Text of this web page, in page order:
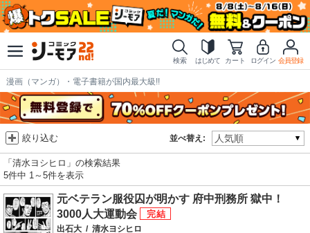
検索 はじめて カート ログイン 会員登録
漫画（マンガ）・電子書籍が国内最大級!!
並べ替え:
絞り込む
「清水ヨシヒロ」の検索結果
5件中 1～5件を表示
元ベテラン服役囚が明かす 府中刑務所 獄中！
3000人大運動会
出石大 / 清水ヨシヒロ